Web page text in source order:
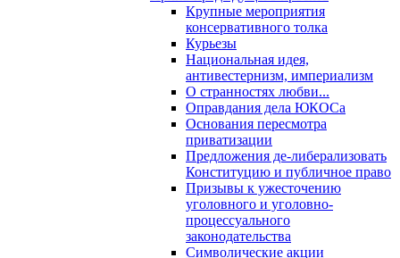
Крупные мероприятия
консервативного толка
Курьезы
Национальная идея,
антивестернизм, империализм
О странностях любви...
Оправдания дела ЮКОСа
Основания пересмотра
приватизации
Предложения де-либерализовать
Конституцию и публичное право
Призывы к ужесточению
уголовного и уголовно-
процессуального
законодательства
Символические акции